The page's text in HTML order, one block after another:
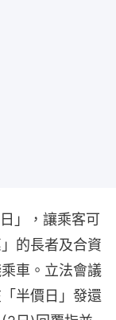
」，讓乘客可
的長者及合資
車。立法會議
半價日」發還